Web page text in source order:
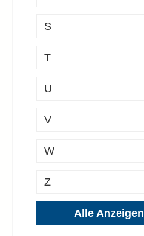
S
T
U
V
W
Z
Alle Anzeigen